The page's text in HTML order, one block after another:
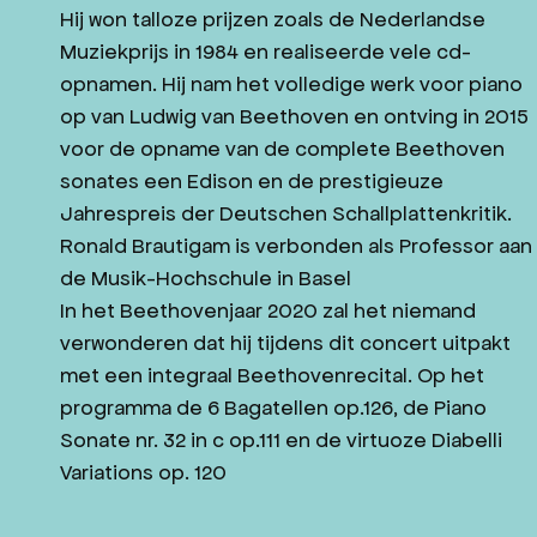
NL DE
Hij won talloze prijzen zoals de Nederlandse
Muziekprijs in 1984 en realiseerde vele cd-
opnamen. Hij nam het volledige werk voor piano
op van Ludwig van Beethoven en ontving in 2015
voor de opname van de complete Beethoven
sonates een Edison en de prestigieuze
Jahrespreis der Deutschen Schallplattenkritik.
Ronald Brautigam is verbonden als Professor aan
de Musik-Hochschule in Basel
In het Beethovenjaar 2020 zal het niemand
verwonderen dat hij tijdens dit concert uitpakt
met een integraal Beethovenrecital. Op het
programma de 6 Bagatellen op.126, de Piano
Sonate nr. 32 in c op.111 en de virtuoze Diabelli
Variations op. 120